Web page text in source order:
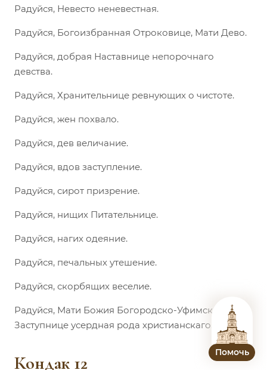
Радуйся, Невесто неневестная.
Радуйся, Богоизбранная Отроковице, Мати Дево.
Радуйся, добрая Наставнице непорочнаго
девства.
Радуйся, Хранительнице ревнующих о чистоте.
Радуйся, жен похвало.
Радуйся, дев величание.
Радуйся, вдов заступление.
Радуйся, сирот призрение.
Радуйся, нищих Питательнице.
Радуйся, нагих одеяние.
Радуйся, печальных утешение.
Радуйся, скорбящих веселие.
Радуйся, Мати Божия Богородско-Уфимская,
Заступнице усердная рода христианскаго.
Кондак 12
Помочь